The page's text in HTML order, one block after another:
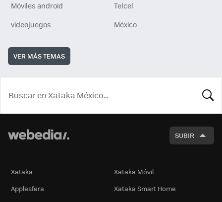
Móviles android
Telcel
videojuegos
México
VER MÁS TEMAS
SUBIR
Xataka
Xataka Móvil
Applesfera
Xataka Smart Home